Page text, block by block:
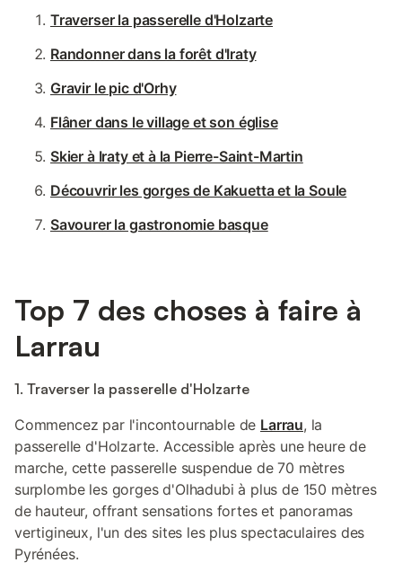
Traverser la passerelle d'Holzarte
Randonner dans la forêt d'Iraty
Gravir le pic d'Orhy
Flâner dans le village et son église
Skier à Iraty et à la Pierre-Saint-Martin
Découvrir les gorges de Kakuetta et la Soule
Savourer la gastronomie basque
Top 7 des choses à faire à
Larrau
1. Traverser la passerelle d'Holzarte
Commencez par l'incontournable de Larrau, la
passerelle d'Holzarte. Accessible après une heure de
marche, cette passerelle suspendue de 70 mètres
surplombe les gorges d'Olhadubi à plus de 150 mètres
de hauteur, offrant sensations fortes et panoramas
vertigineux, l'un des sites les plus spectaculaires des
Pyrénées.